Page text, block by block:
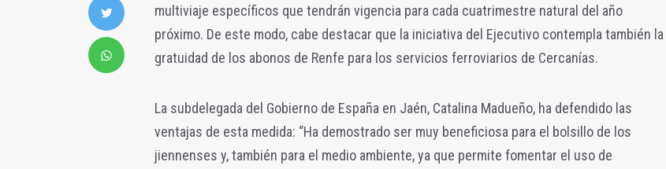
multiviaje específicos que tendrán vigencia para cada cuatrimestre natural del año
próximo. De este modo, cabe destacar que la iniciativa del Ejecutivo contempla también la
gratuidad de los abonos de Renfe para los servicios ferroviarios de Cercanías.
La subdelegada del Gobierno de España en Jaén, Catalina Madueño, ha defendido las
ventajas de esta medida: “Ha demostrado ser muy beneficiosa para el bolsillo de los
jiennenses y, también para el medio ambiente, ya que permite fomentar el uso de